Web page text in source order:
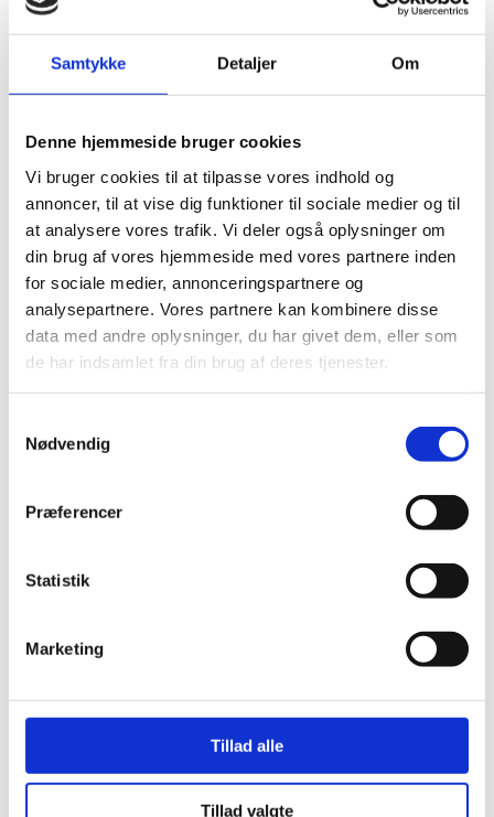
Samtykke Detaljer Om
Denne hjemmeside bruger cookies
Vi bruger cookies til at tilpasse vores indhold og
annoncer, til at vise dig funktioner til sociale medier og til
at analysere vores trafik. Vi deler også oplysninger om
din brug af vores hjemmeside med vores partnere inden
for sociale medier, annonceringspartnere og
analysepartnere. Vores partnere kan kombinere disse
data med andre oplysninger, du har givet dem, eller som
de har indsamlet fra din brug af deres tjenester.
Nødvendig
Præferencer
Statistik
Marketing
Tillad alle
Tillad valgte
Glenn Christian
Lars Frost
​Josefine Klougart
Nicolaj Stochholm
Chresten Forsom
Peter Laugesen
Pablo Llambias
​Christina Hesselholdt
Christel Wiinblad
​Niels Frank​
Marianne Larsen
Kristina Nya Glaffey
Hans Otto Jørgensen
Pia Juul
Bjørn Rasmussen
Line Knutzon
​Gæstelærere på skrivelinjen​